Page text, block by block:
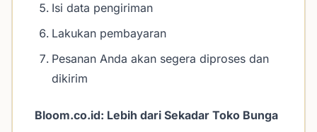
Isi data pengiriman
Lakukan pembayaran
Pesanan Anda akan segera diproses dan
dikirim
Bloom.co.id: Lebih dari Sekadar Toko Bunga